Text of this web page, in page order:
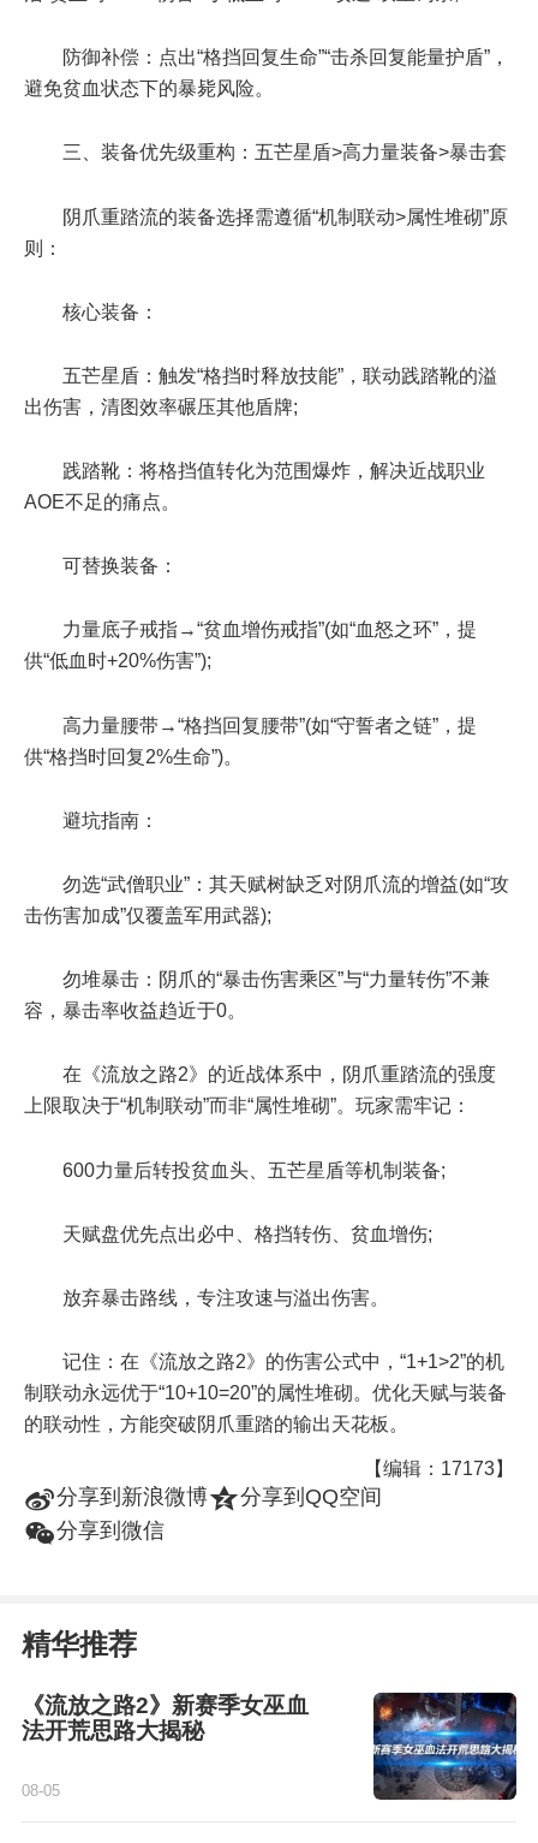
防御补偿：点出“格挡回复生命”“击杀回复能量护盾”，
避免贫血状态下的暴毙风险。
三、装备优先级重构：五芒星盾>高力量装备>暴击套
阴爪重踏流的装备选择需遵循“机制联动>属性堆砌”原
则：
核心装备：
五芒星盾：触发“格挡时释放技能”，联动践踏靴的溢
出伤害，清图效率碾压其他盾牌;
践踏靴：将格挡值转化为范围爆炸，解决近战职业
AOE不足的痛点。
可替换装备：
力量底子戒指→“贫血增伤戒指”(如“血怒之环”，提
供“低血时+20%伤害”);
高力量腰带→“格挡回复腰带”(如“守誓者之链”，提
供“格挡时回复2%生命”)。
避坑指南：
勿选“武僧职业”：其天赋树缺乏对阴爪流的增益(如“攻
击伤害加成”仅覆盖军用武器);
勿堆暴击：阴爪的“暴击伤害乘区”与“力量转伤”不兼
容，暴击率收益趋近于0。
在《流放之路2》的近战体系中，阴爪重踏流的强度
上限取决于“机制联动”而非“属性堆砌”。玩家需牢记：
600力量后转投贫血头、五芒星盾等机制装备;
天赋盘优先点出必中、格挡转伤、贫血增伤;
放弃暴击路线，专注攻速与溢出伤害。
记住：在《流放之路2》的伤害公式中，“1+1>2”的机
制联动永远优于“10+10=20”的属性堆砌。优化天赋与装备
的联动性，方能突破阴爪重踏的输出天花板。
【编辑：17173】
t分享到新浪微博z分享到QQ空间
w分享到微信
精华推荐
《流放之路2》新赛季女巫血
法开荒思路大揭秘
08-05